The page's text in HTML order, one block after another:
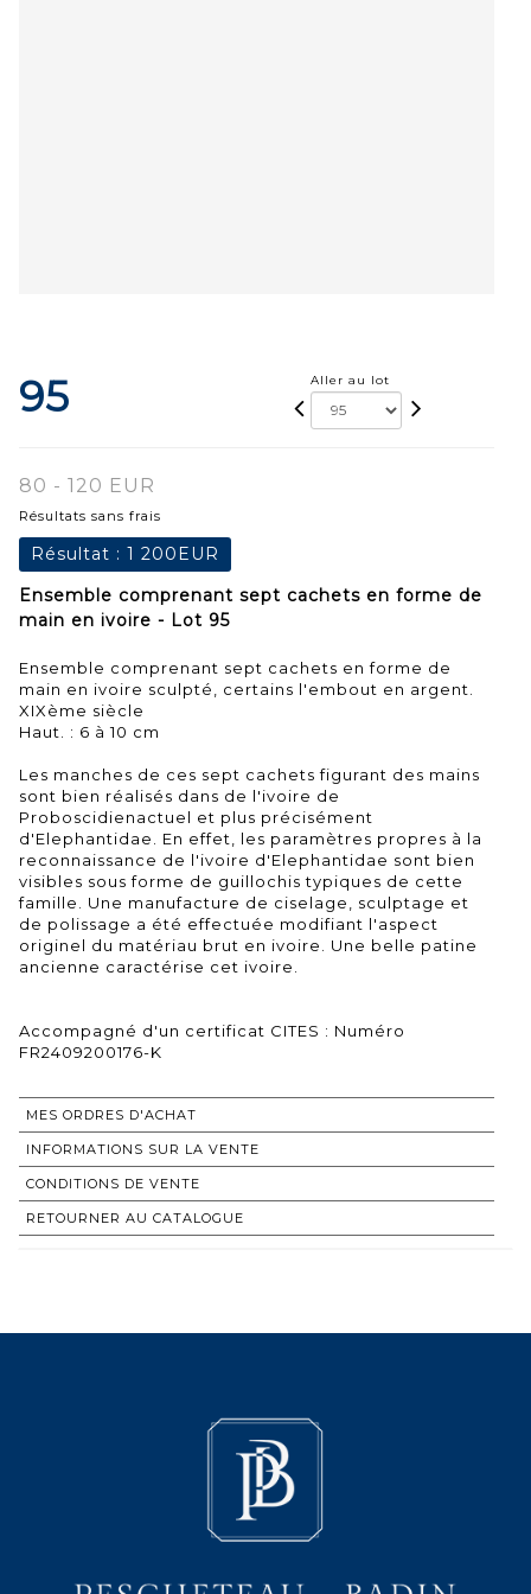
95 Aller au lot
80 - 120 EUR
Résultats sans frais
Résultat : 1 200EUR
Ensemble comprenant sept cachets en forme de
main en ivoire - Lot 95
Ensemble comprenant sept cachets en forme de
main en ivoire sculpté, certains l'embout en argent.
XIXème siècle
Haut. : 6 à 10 cm
Les manches de ces sept cachets figurant des mains
sont bien réalisés dans de l'ivoire de
Proboscidienactuel et plus précisément
d'Elephantidae. En effet, les paramètres propres à la
reconnaissance de l'ivoire d'Elephantidae sont bien
visibles sous forme de guillochis typiques de cette
famille. Une manufacture de ciselage, sculptage et
de polissage a été effectuée modifiant l'aspect
originel du matériau brut en ivoire. Une belle patine
ancienne caractérise cet ivoire.
Accompagné d'un certificat CITES : Numéro
FR2409200176-K
MES ORDRES D'ACHAT
INFORMATIONS SUR LA VENTE
CONDITIONS DE VENTE
RETOURNER AU CATALOGUE